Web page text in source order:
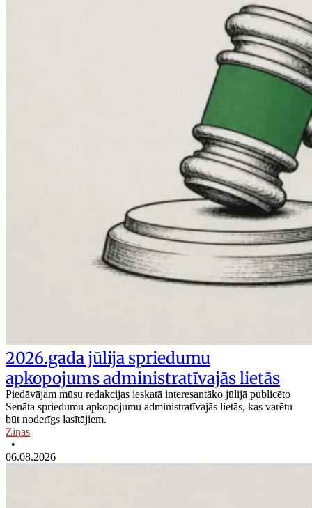
2026.gada jūlija spriedumu
apkopojums administratīvajās lietās
Piedāvājam mūsu redakcijas ieskatā interesantāko jūlijā publicēto
Senāta spriedumu apkopojumu administratīvajās lietās, kas varētu
būt noderīgs lasītājiem.
Ziņas
•
06.08.2026